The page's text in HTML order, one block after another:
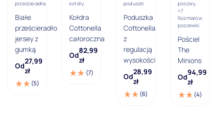
prześcieradła
Białe
prześcieradło
jersey z
gumką
Od
27,99
zł
(5)
kołdry
Kołdra
Cottonella
całoroczna
Od
82,99
zł
(7)
poduszki
Poduszka
Cottonella
z
regulacją
wysokości
Od
28,99
zł
(6)
poszwy,
+7
Rozmiarów
poszewki
Pościel
The
Minions
Od
94,99
zł
(4)